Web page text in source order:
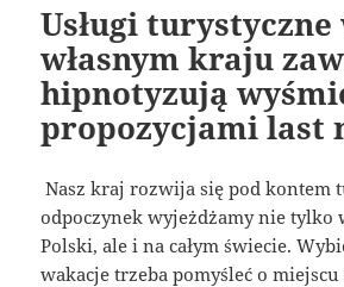
Usługi turystyczne
własnym kraju
hipnotyzują
propozycjami last
Nasz kraj rozwija się pod kontem
odpoczynek wyjeżdżamy nie tylko
Polski, ale i na całym świecie.
wakacje trzeba pomyśleć o miejscu